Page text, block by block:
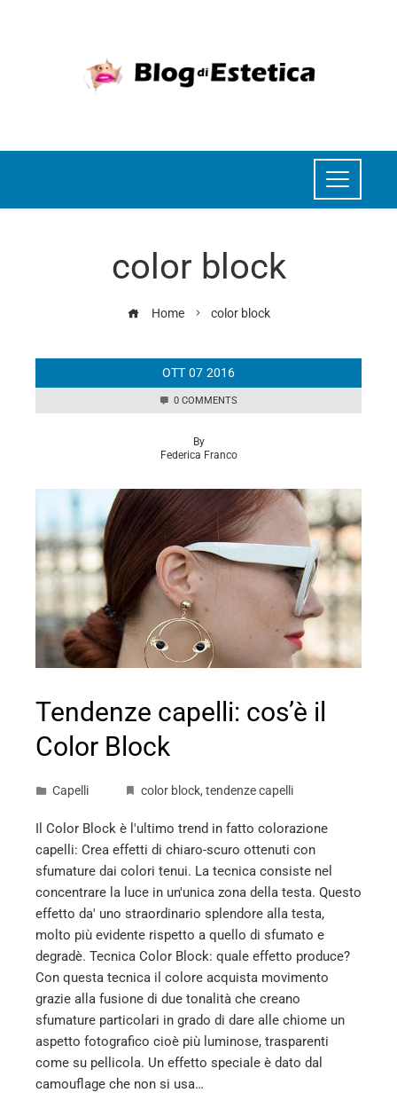
color block
Home color block
OTT 07 2016
0 COMMENTS
By
Federica Franco
Tendenze capelli: cos’è il
Color Block
Capelli color block, tendenze capelli
Il Color Block è l'ultimo trend in fatto colorazione
capelli: Crea effetti di chiaro-scuro ottenuti con
sfumature dai colori tenui. La tecnica consiste nel
concentrare la luce in un'unica zona della testa. Questo
effetto da' uno straordinario splendore alla testa,
molto più evidente rispetto a quello di sfumato e
degradè. Tecnica Color Block: quale effetto produce?
Con questa tecnica il colore acquista movimento
grazie alla fusione di due tonalità che creano
sfumature particolari in grado di dare alle chiome un
aspetto fotografico cioè più luminose, trasparenti
come su pellicola. Un effetto speciale è dato dal
camouflage che non si usa…